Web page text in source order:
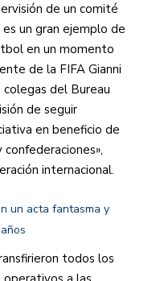
de un comité
un gran ejemplo de
en un momento
de la FIFA Gianni
del Bureau
de seguir
en beneficio de
internacional.
un acta fantasma y
todos los